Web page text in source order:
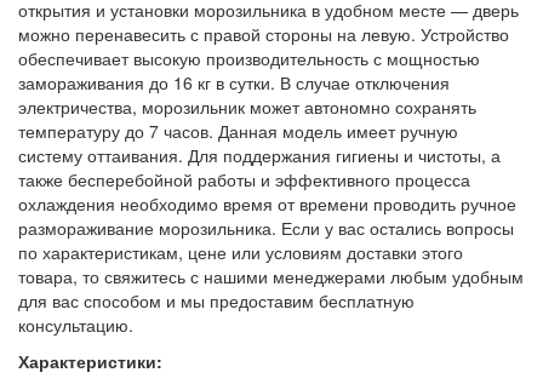
открытия и установки морозильника в удобном месте — дверь
можно перенавесить с правой стороны на левую. Устройство
обеспечивает высокую производительность с мощностью
замораживания до 16 кг в сутки. В случае отключения
электричества, морозильник может автономно сохранять
температуру до 7 часов. Данная модель имеет ручную
систему оттаивания. Для поддержания гигиены и чистоты, а
также бесперебойной работы и эффективного процесса
охлаждения необходимо время от времени проводить ручное
размораживание морозильника. Если у вас остались вопросы
по характеристикам, цене или условиям доставки этого
товара, то свяжитесь с нашими менеджерами любым удобным
для вас способом и мы предоставим бесплатную
консультацию.
Характеристики: